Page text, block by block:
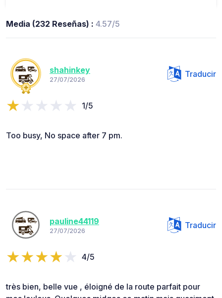
Media (232 Reseñas) : 4.57/5
shahinkey
27/07/2026
Traducir
1/5
Too busy, No space after 7 pm.
pauline44119
27/07/2026
Traducir
4/5
très bien, belle vue , éloigné de la route parfait pour